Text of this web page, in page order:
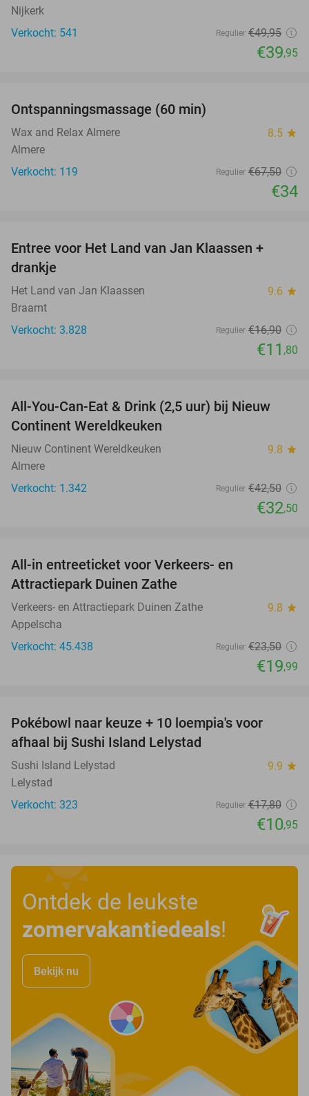
Nijkerk
Verkocht: 541
Regulier €49,95
€39,95
Ontspanningsmassage (60 min)
Wax and Relax Almere 8.5 star
Almere
Verkocht: 119
Regulier €67,50
€34
Entree voor Het Land van Jan Klaassen +
drankje
Het Land van Jan Klaassen 9.6 star
Braamt
Verkocht: 3.828
Regulier €16,90
€11 ,80
24%
All-You-Can-Eat & Drink (2,5 uur) bij Nieuw
Continent Wereldkeuken
Nieuw Continent Wereldkeuken 9.8 star
Almere
Verkocht: 1.342
Regulier €42,50
€32,50
All-in entreeticket voor Verkeers- en
Attractiepark Duinen Zathe
Verkeers- en Attractiepark Duinen Zathe 9.8 star
Appelscha
Verkocht: 45.438
Regulier €23,50
€19,99
Pokébowl naar keuze + 10 loempia's voor
afhaal bij Sushi Island Lelystad
Sushi Island Lelystad 9.9 star
Lelystad
Verkocht: 323
Regulier €17,80
€10,95
Ontdek de leukste
zomervakantiedeals!
Bekijk nu